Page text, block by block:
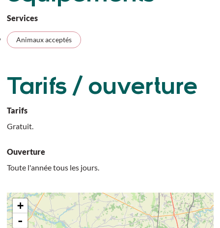
Services
Animaux acceptés
Tarifs / ouverture
Tarifs
Gratuit.
Ouverture
Toute l'année tous les jours.
+
-